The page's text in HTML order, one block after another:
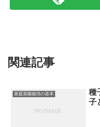
関連記事
家庭菜園栽培の基本
種
子